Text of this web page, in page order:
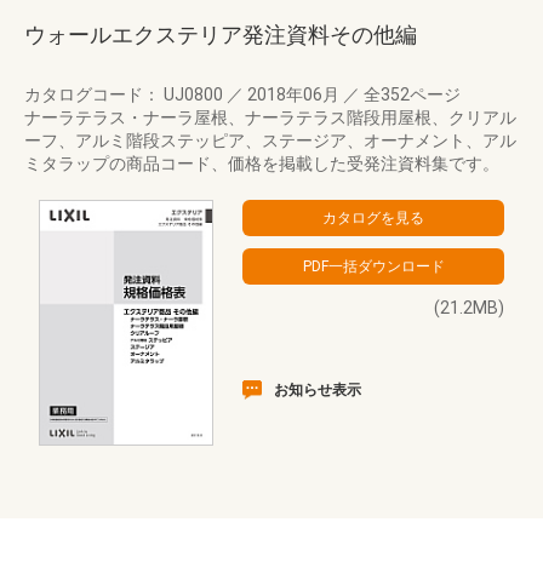
ウォールエクステリア発注資料その他編
カタログコード： UJ0800 ／ 2018年06月 ／ 全352ページ
ナーラテラス・ナーラ屋根、ナーラテラス階段用屋根、クリアル
ーフ、アルミ階段ステッピア、ステージア、オーナメント、アル
ミタラップの商品コード、価格を掲載した受発注資料集です。
(21.2MB)
お知らせ表示